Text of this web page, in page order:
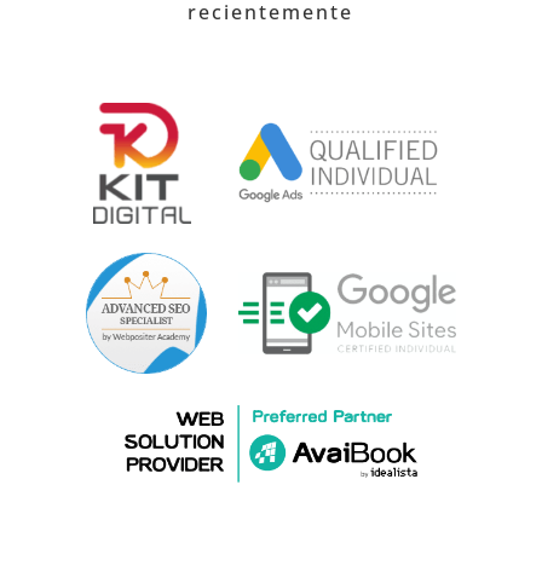
recientemente